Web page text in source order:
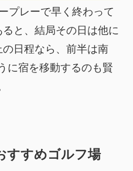
プレーで早く終わって
と、結局その日は他に
日程なら、前半は南
に宿を移動するのも賢
すすめゴルフ場